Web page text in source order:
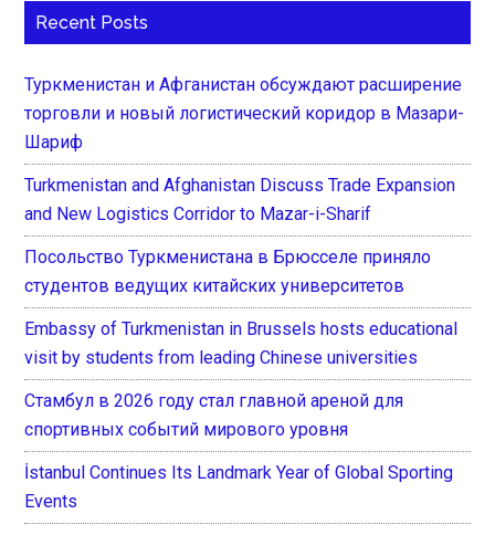
Recent Posts
Туркменистан и Афганистан обсуждают расширение
торговли и новый логистический коридор в Мазари-
Шариф
Turkmenistan and Afghanistan Discuss Trade Expansion
and New Logistics Corridor to Mazar-i-Sharif
Посольство Туркменистана в Брюсселе приняло
студентов ведущих китайских университетов
Embassy of Turkmenistan in Brussels hosts educational
visit by students from leading Chinese universities
Стамбул в 2026 году стал главной ареной для
спортивных событий мирового уровня
İstanbul Continues Its Landmark Year of Global Sporting
Events